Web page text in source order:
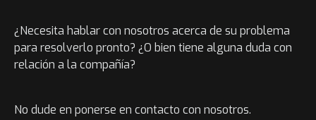
¿Necesita hablar con nosotros acerca de su problema
para resolverlo pronto? ¿O bien tiene alguna duda con
relación a la compañía?
No dude en ponerse en contacto con nosotros.